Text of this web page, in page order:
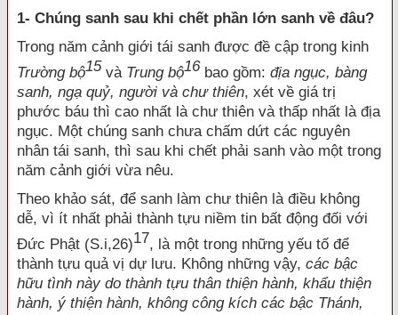
1- Chúng sanh sau khi chết phần lớn sanh về đâu?
Trong năm cảnh giới tái sanh được đề cập trong kinh
Trường bộ15 và Trung bộ16 bao gồm: địa ngục, bàng
sanh, ngạ quỷ, người và chư thiên, xét về giá trị
phước báu thì cao nhất là chư thiên và thấp nhất là địa
ngục. Một chúng sanh chưa chấm dứt các nguyên
nhân tái sanh, thì sau khi chết phải sanh vào một trong
năm cảnh giới vừa nêu.
Theo khảo sát, để sanh làm chư thiên là điều không
dễ, vì ít nhất phải thành tựu niềm tin bất động đối với
Đức Phật (S.i,26)17, là một trong những yếu tố để
thành tựu quả vị dự lưu. Không những vậy, các bậc
hữu tình này do thành tựu thân thiện hành, khẩu thiện
hành, ý thiện hành, không công kích các bậc Thánh,